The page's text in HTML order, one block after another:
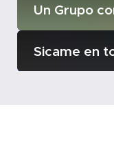
Un Grupo
Sicame en